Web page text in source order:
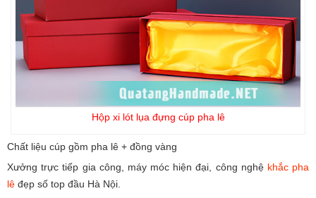
Hộp xi lót lụa đựng cúp pha lê
Chất liệu cúp gồm pha lê + đồng vàng
Xưởng trực tiếp gia công, máy móc hiện đại, công nghệ khắc pha
lê đẹp số top đầu Hà Nội.